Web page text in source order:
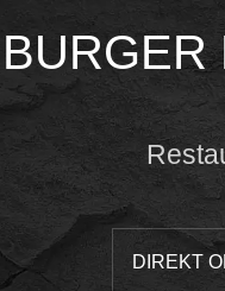
BURGER
DIREKT